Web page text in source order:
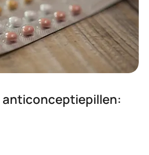
anticonceptiepillen: